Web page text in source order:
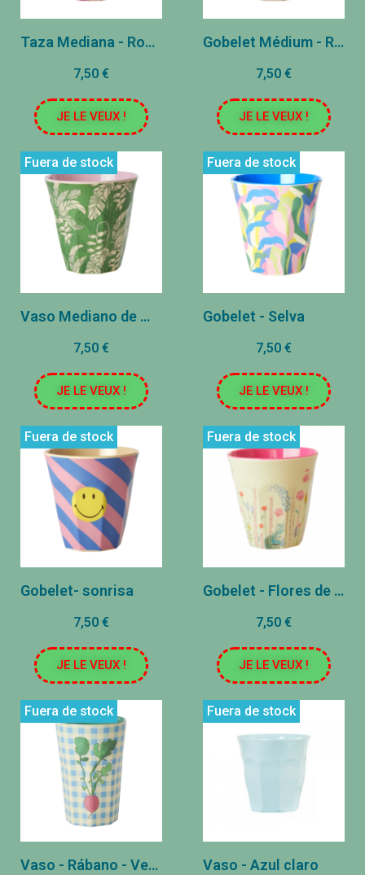
Taza Mediana - Rosa - Estampado Check It Out
7,50 €
JE LE VEUX !
Gobelet Médium - Rose Clair - Terapia de amor Gnome Print
7,50 €
JE LE VEUX !
Fuera de stock
Vaso Mediano de Melamina - Verde - Estampado Paraíso
7,50 €
JE LE VEUX !
Fuera de stock
Gobelet - Selva
7,50 €
JE LE VEUX !
Fuera de stock
Gobelet- sonrisa
7,50 €
JE LE VEUX !
Fuera de stock
Gobelet - Flores de verano
7,50 €
JE LE VEUX !
Fuera de stock
Vaso - Rábano - Verde
Fuera de stock
Vaso - Azul claro